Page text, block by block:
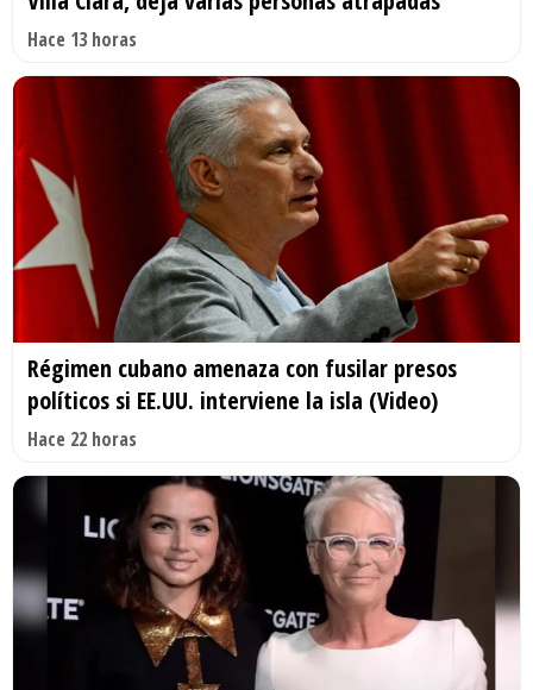
Hace 13 horas
Régimen cubano amenaza con fusilar presos
políticos si EE.UU. interviene la isla (Video)
Hace 22 horas